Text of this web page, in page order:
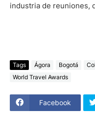
industria de reuniones,
Tags Ágora Bogotá
World Travel Awards
Facebook